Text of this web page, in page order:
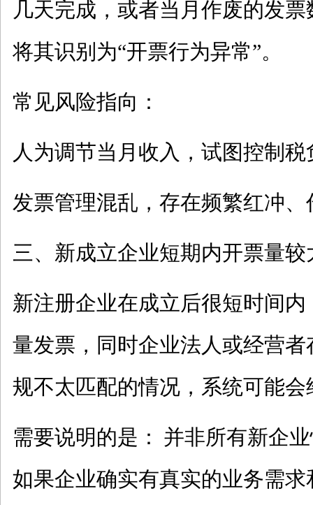
几天完成，或者当月作废的发
将其识别为“开票行为异常”。
常见风险指向：
人为调节当月收入，试图控制
发票管理混乱，存在频繁红冲
三、新成立企业短期内开票量较
新注册企业在成立后很短时间内
量发票，同时企业法人或经营
规不太匹配的情况，系统可能
需要说明的是： 并非所有新企
如果企业确实有真实的业务需